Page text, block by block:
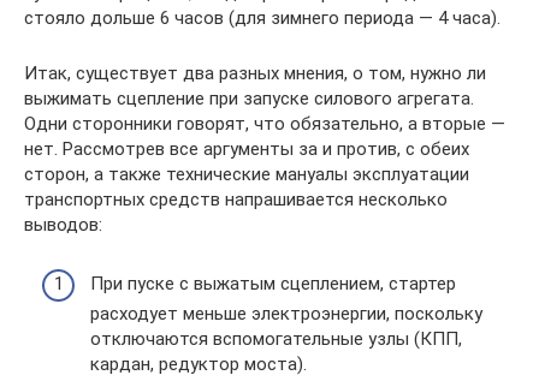
стояло дольше 6 часов (для зимнего периода — 4 часа).
Итак, существует два разных мнения, о том, нужно ли
выжимать сцепление при запуске силового агрегата.
Одни сторонники говорят, что обязательно, а вторые —
нет. Рассмотрев все аргументы за и против, с обеих
сторон, а также технические мануалы эксплуатации
транспортных средств напрашивается несколько
выводов:
При пуске с выжатым сцеплением, стартер
расходует меньше электроэнергии, поскольку
отключаются вспомогательные узлы (КПП,
кардан, редуктор моста).